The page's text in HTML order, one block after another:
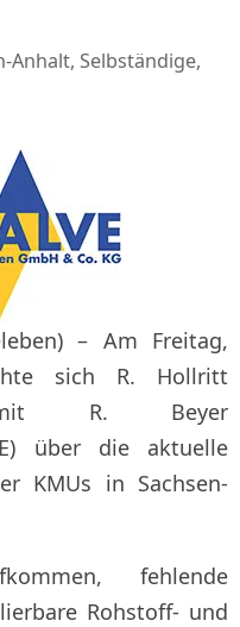
Anhalt, Selbständige,
– Am Freitag,
sich R. Hollritt
mit R. Beyer
über die aktuelle
KMUs in Sachsen-
fehlende
Rohstoff- und